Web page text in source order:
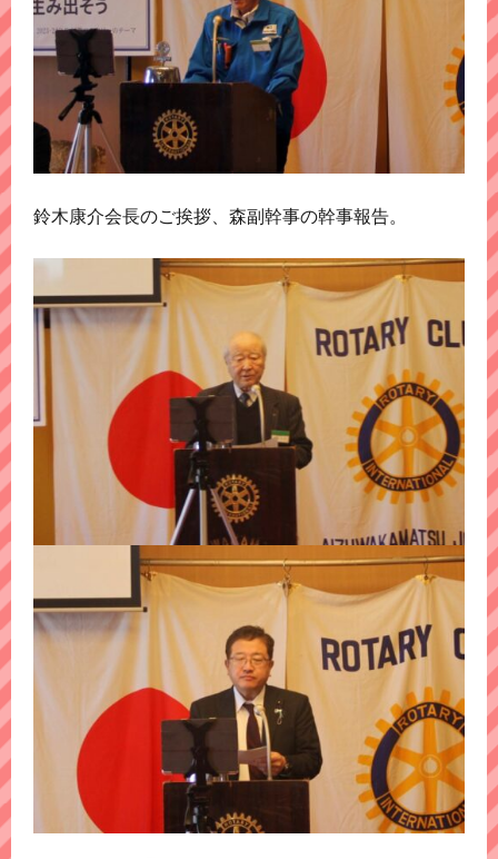
鈴木康介会長のご挨拶、森副幹事の幹事報告。